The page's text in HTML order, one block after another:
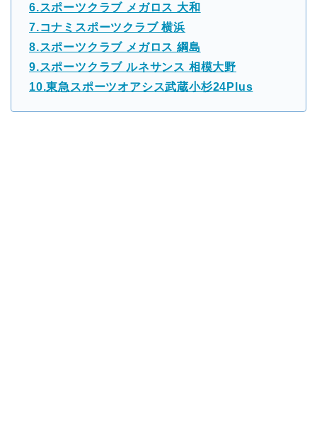
6.スポーツクラブ メガロス 大和
7.コナミスポーツクラブ 横浜
8.スポーツクラブ メガロス 綱島
9.スポーツクラブ ルネサンス 相模大野
10.東急スポーツオアシス武蔵小杉24Plus